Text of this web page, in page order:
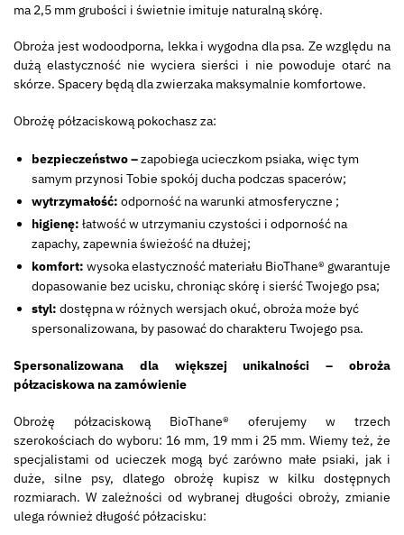
ma 2,5 mm grubości i świetnie imituje naturalną skórę.
Obroża jest wodoodporna, lekka i wygodna dla psa. Ze względu na
dużą elastyczność nie wyciera sierści i nie powoduje otarć na
skórze. Spacery będą dla zwierzaka maksymalnie komfortowe.
Obrożę półzaciskową pokochasz za:
bezpieczeństwo –zapobiega ucieczkom psiaka, więc tym
samym przynosi Tobie spokój ducha podczas spacerów;
wytrzymałość: odporność na warunki atmosferyczne ;
higienę: łatwość w utrzymaniu czystości i odporność na
zapachy, zapewnia świeżość na dłużej;
komfort: wysoka elastyczność materiału BioThane® gwarantuje
dopasowanie bez ucisku, chroniąc skórę i sierść Twojego psa;
styl: dostępna w różnych wersjach okuć, obroża może być
spersonalizowana, by pasować do charakteru Twojego psa.
Spersonalizowana dla większej unikalności – obroża
półzaciskowa na zamówienie
Obrożę półzaciskową BioThane® oferujemy w trzech
szerokościach do wyboru: 16 mm, 19 mm i 25 mm. Wiemy też, że
specjalistami od ucieczek mogą być zarówno małe psiaki, jak i
duże, silne psy, dlatego obrożę kupisz w kilku dostępnych
rozmiarach. W zależności od wybranej długości obroży, zmianie
ulega również długość półzacisku: